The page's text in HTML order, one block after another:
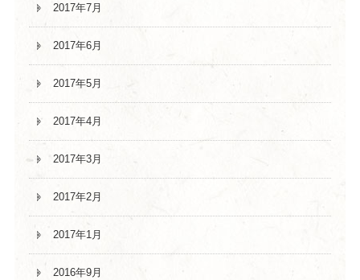
2017年7月
2017年6月
2017年5月
2017年4月
2017年3月
2017年2月
2017年1月
2016年9月